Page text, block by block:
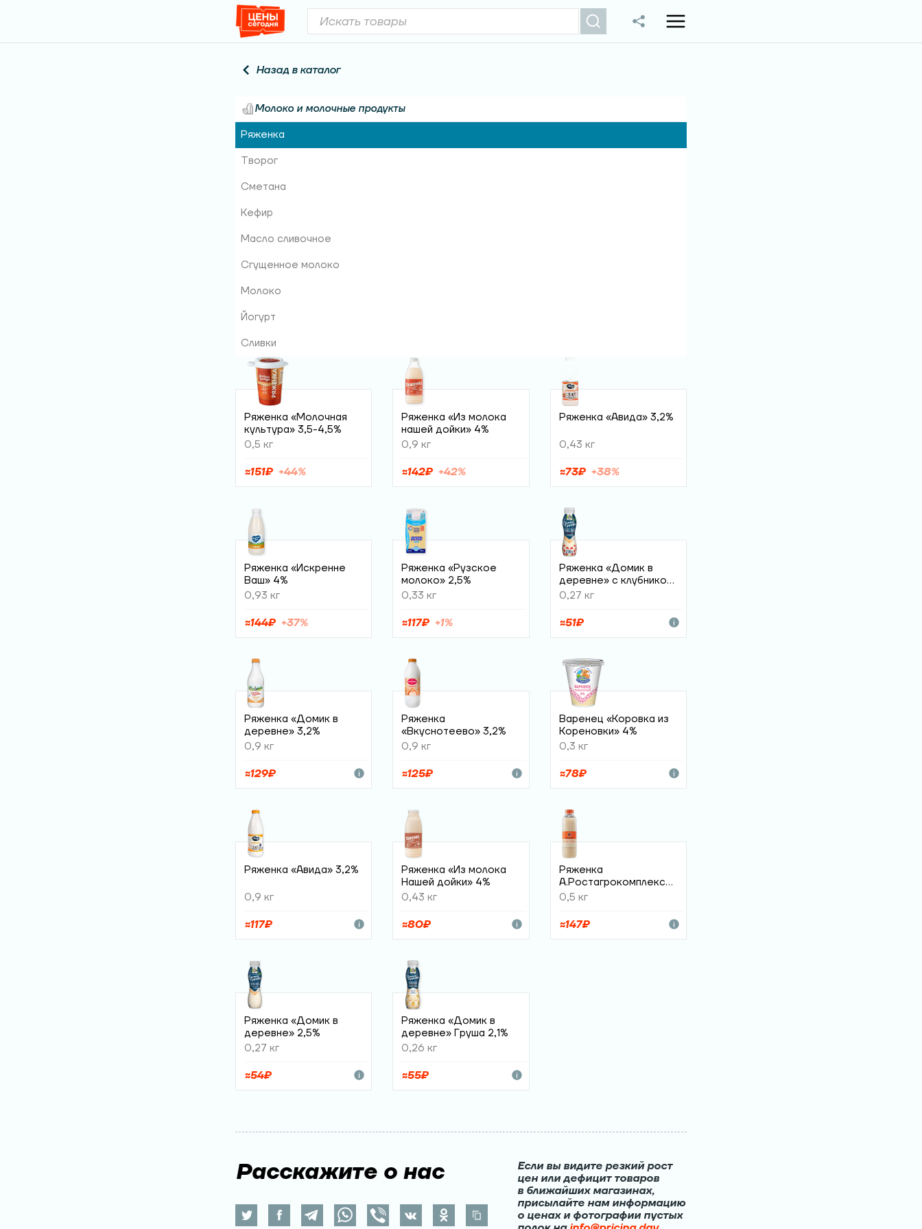
Назад в каталог
Молоко и молочные продукты
Ряженка
Творог
Сметана
Кефир
Масло сливочное
Сгущенное молоко
Молоко
Йогурт
Сливки
Ряженка «Молочная
культура» 3,5-4,5%
0,5 кг
≈151₽ +44%
Ряженка «Из молока
нашей дойки» 4%
0,9 кг
≈142₽ +42%
Ряженка «Авида» 3,2%
0,43 кг
≈73₽ +38%
Ряженка «Искренне
Ваш» 4%
0,93 кг
≈144₽ +37%
Ряженка «Рузское
молоко» 2,5%
0,33 кг
≈117₽ +1%
Ряженка «Домик в
деревне» с клубникой
2,1%
0,27 кг
≈51₽
Ряженка «Домик в
деревне» 3,2%
0,9 кг
≈129₽
Ряженка
«Вкуснотеево» 3,2%
0,9 кг
≈125₽
Варенец «Коровка из
Кореновки» 4%
0,3 кг
≈78₽
Ряженка «Авида» 3,2%
0,9 кг
≈117₽
Ряженка «Из молока
Нашей дойки» 4%
0,43 кг
≈80₽
Ряженка
А.Ростагрокомплекс
3,5-6%
0,5 кг
≈147₽
Ряженка «Домик в
деревне» 2,5%
0,27 кг
≈54₽
Ряженка «Домик в
деревне» Груша 2,1%
0,26 кг
≈55₽
Расскажите о нас
Если вы видите резкий рост
цен или дефицит товаров
в ближайших магазинах,
присылайте нам информацию
о ценах и фотографии пустых